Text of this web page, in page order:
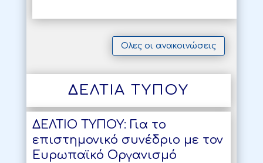
Ολες οι ανακοινώσεις
ΔΕΛΤΙΑ ΤΥΠΟΥ
ΔΕΛΤΙΟ ΤΥΠΟΥ: Για το
επιστημονικό συνέδριο με τον
Ευρωπαϊκό Οργανισμό